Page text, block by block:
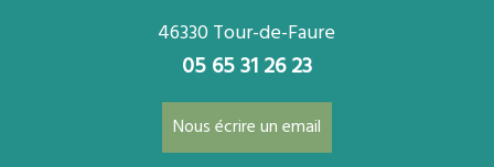
46330 Tour-de-Faure
05 65 31 26 23
Nous écrire un email